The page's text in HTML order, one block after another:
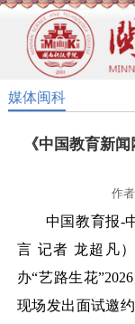
媒体闽科
《中国教育新
作
中国教育报-
言 记者 龙超凡
办“艺路生花
现场发出面试邀